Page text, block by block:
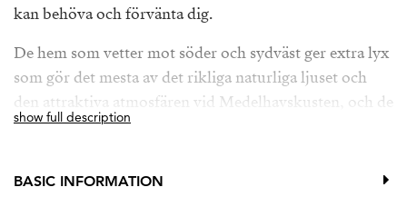
kan behöva och förvänta dig.
De hem som vetter mot söder och sydväst ger extra lyx
som gör det mesta av det rikliga naturliga ljuset och
den attraktiva atmosfären vid Medelhavskusten, och de
gemensamma utrymmena har utformats och designats
med högsta kvalitet. Kvalitetsfunktioner och faciliteter
show full description
BASIC INFORMATION